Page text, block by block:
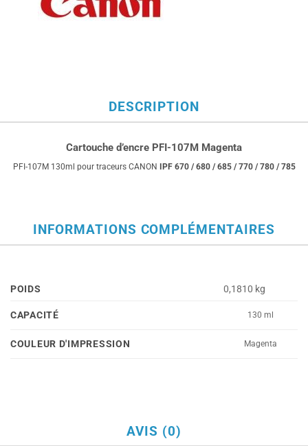
DESCRIPTION
Cartouche d’encre PFI-107M Magenta
PFI-107M 130ml pour traceurs CANON IPF 670 / 680 / 685 / 770 / 780 / 785
INFORMATIONS COMPLÉMENTAIRES
POIDS 0,1810 kg
CAPACITÉ 130 ml
COULEUR D'IMPRESSION Magenta
AVIS (0)